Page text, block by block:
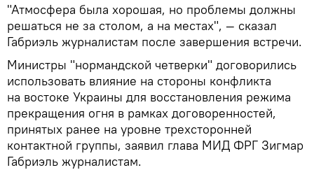
"Атмосфера была хорошая, но проблемы должны
решаться не за столом, а на местах", — сказал
Габриэль журналистам после завершения встречи.
Министры "нормандской четверки" договорились
использовать влияние на стороны конфликта
на востоке Украины для восстановления режима
прекращения огня в рамках договоренностей,
принятых ранее на уровне трехсторонней
контактной группы, заявил глава МИД ФРГ Зигмар
Габриэль журналистам.